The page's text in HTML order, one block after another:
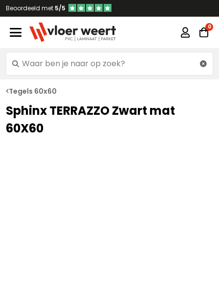
Beoordeeld met 5/5
Tegels 60x60
Sphinx TERRAZZO Zwart mat
60X60